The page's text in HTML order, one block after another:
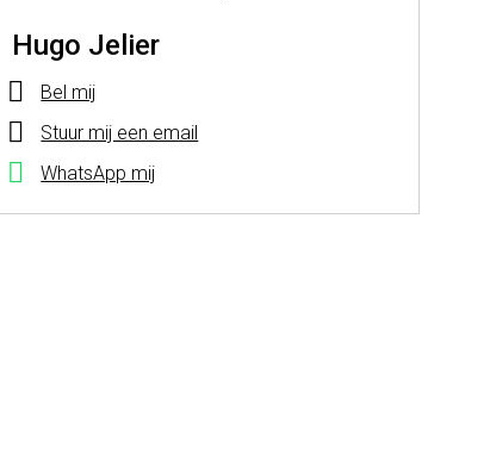
Hugo Jelier
Bel mij
Stuur mij een email
WhatsApp mij